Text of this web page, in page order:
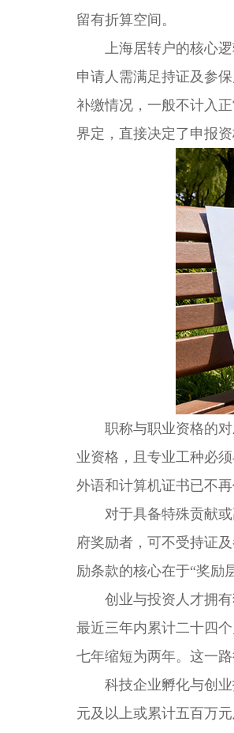
留有折算空间。
上海居转户的核心逻
申请人需满足持证及参
补缴情况，一般不计入
界定，直接决定了申报资
职称与职业资格的对
业资格，且专业工种必
外语和计算机证书已不
对于具备特殊贡献或
府奖励者，可不受持证
励条款的核心在于“奖励
创业与投资人才拥有
最近三年内累计二十四
七年缩短为两年。这一
科技企业孵化与创业
元及以上或累计五百万